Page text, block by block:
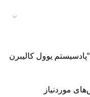
یوول کالیبرن
موردنیاز